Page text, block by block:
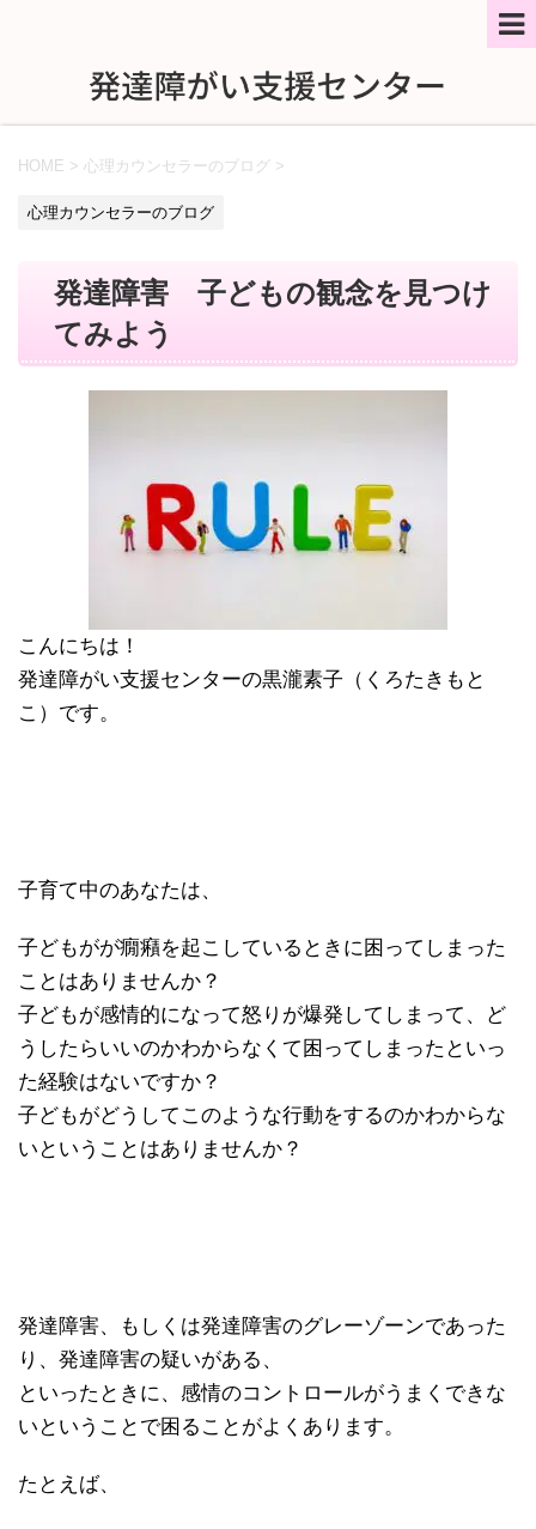
HOME > 心理カウンセラーのブログ >
心理カウンセラーのブログ
発達障害 子どもの観念を見つけ
てみよう
こんにちは！
発達障がい支援センターの黒瀧素子（くろたきもと
こ）です。
子育て中のあなたは、
子どもがが癇癪を起こしているときに困ってしまった
ことはありませんか？
子どもが感情的になって怒りが爆発してしまって、ど
うしたらいいのかわからなくて困ってしまったといっ
た経験はないですか？
子どもがどうしてこのような行動をするのかわからな
いということはありませんか？
発達障害、もしくは発達障害のグレーゾーンであった
り、発達障害の疑いがある、
といったときに、感情のコントロールがうまくできな
いということで困ることがよくあります。
たとえば、